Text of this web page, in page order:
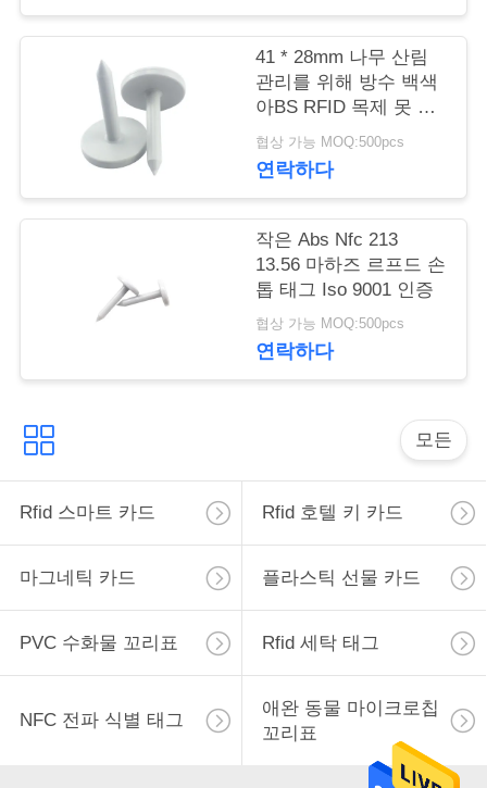
요
경
이
트
맵
PRIVACY
POLICY
41 * 28mm 나무 산림
관리를 위해 방수 백색
아BS RFID 목제 못 꼬
리표
협상 가능 MOQ:500pcs
연락하다
작은 Abs Nfc 213
13.56 마하즈 르프드 손
톱 태그 Iso 9001 인증
협상 가능 MOQ:500pcs
연락하다
모든
Rfid 스마트 카드 Rfid 호텔 키 카드
마그네틱 카드 플라스틱 선물 카드
PVC 수화물 꼬리표 Rfid 세탁 태그
NFC 전파 식별 태그
애완 동물 마이크로칩
꼬리표